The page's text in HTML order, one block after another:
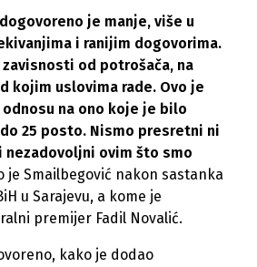
je manje, više u
i ranijim dogovorima.
od potrošača, na
kojim uslovima rade. Ovo je
na ono koje je bilo
25 posto. Nismo presretni ni
nezadovoljni ovim što smo
je Smailbegović nakon sastanka
u Sarajevu, a kome je
premijer Fadil Novalić.
kako je dodao